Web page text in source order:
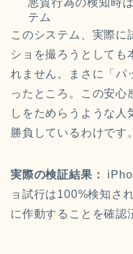
テム
このシステム、実際に
ショを撮ろうとしても
れません。まさに「パ
ったところ。この安心
しをためらうような人
勝負しているわけです。
実際の検証結果：
ョ試行は100%検知さ
に作動することを確認